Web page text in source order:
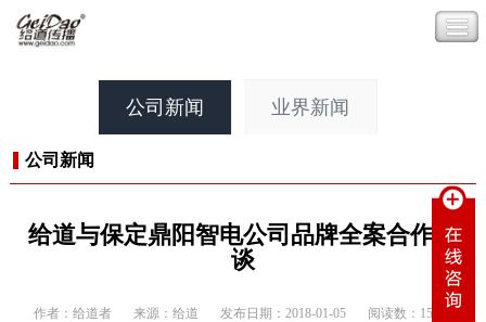
公司新闻 业界新闻
公司新闻
给道与保定鼎阳智电公司品牌全案合作洽
谈
作者：给道者 来源：给道 发布日期：2018-01-05 阅读数：15798